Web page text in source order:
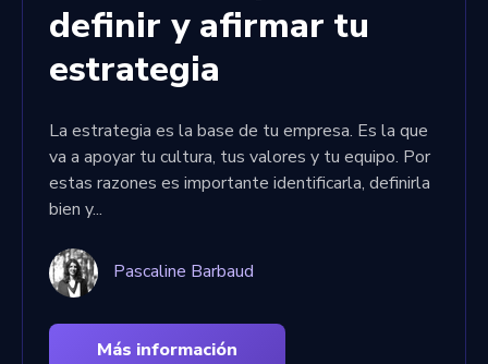
definir y afirmar tu
estrategia
La estrategia es la base de tu empresa. Es la que
va a apoyar tu cultura, tus valores y tu equipo. Por
estas razones es importante identificarla, definirla
bien y...
Pascaline Barbaud
Más información